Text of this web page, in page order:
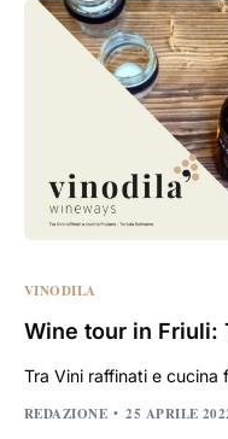
VINODILA
Wine tour in Friuli:
Tra Vini raffinati e cucina
REDAZIONE 25 APRILE